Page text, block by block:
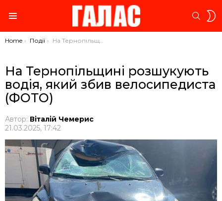
You are here:
Home Події На Тернопільщині розшукують водія, який збив велосипедиста (ФОТО)
На Тернопільщині розшукують
водія, який збив велосипедиста
(ФОТО)
Автор: Віталій Чемерис
21.03.2025, 17:42